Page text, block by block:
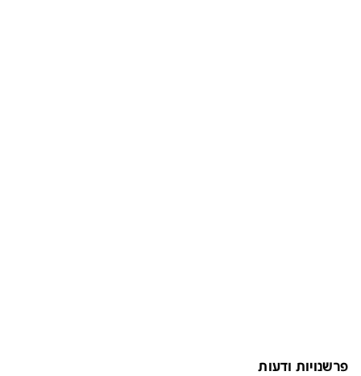
פרשנויות ודעות